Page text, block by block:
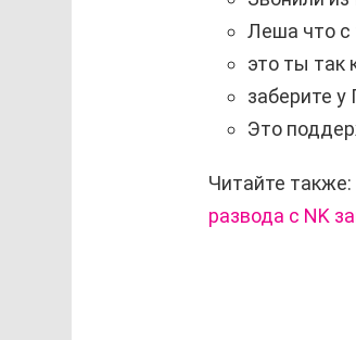
Леша что с
это ты так
заберите
Это
Читайте также:
развода с NK